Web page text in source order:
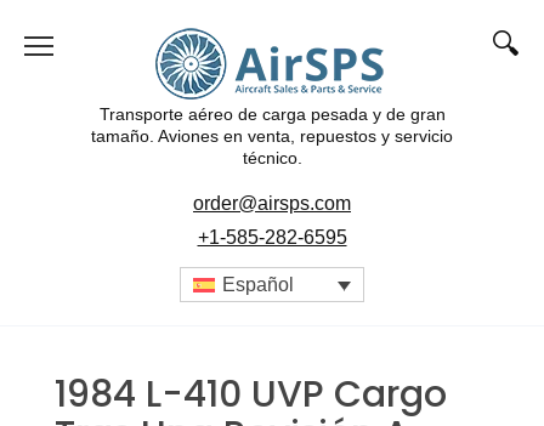
Transporte aéreo de carga pesada y de gran
tamaño. Aviones en venta, repuestos y servicio
técnico.
order@airsps.com
+1-585-282-6595
Español
1984 L-410 UVP Cargo